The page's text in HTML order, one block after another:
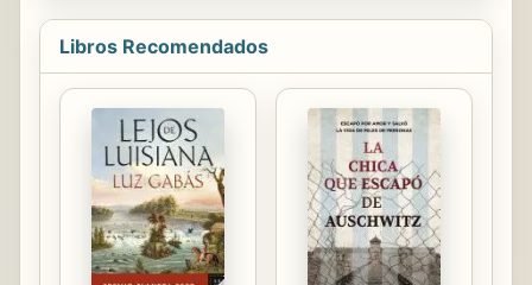
simbolismo de los principales
heráldicas.
Libros Recomendados